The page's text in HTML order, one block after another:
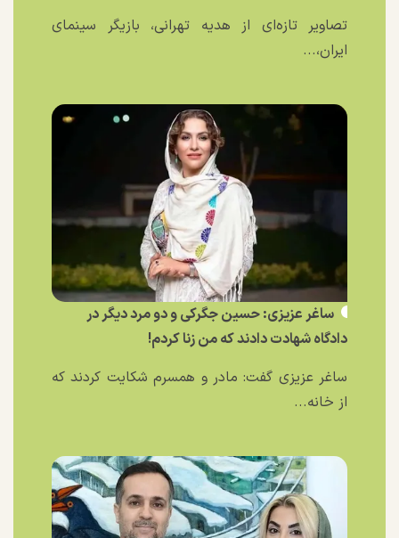
تصاویر تازه‌ای از هدیه تهرانی، بازیگر سینمای
ایران،...
ساغر عزیزی: حسین جگرکی و دو مرد دیگر در
دادگاه شهادت دادند که من زنا کردم!
ساغر عزیزی گفت: مادر و همسرم شکایت کردند که
از خانه...